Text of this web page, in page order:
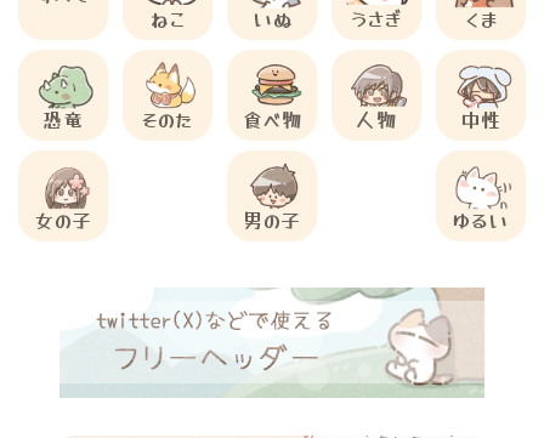
ねこ
いぬ うさぎ くま
恐竜 そのた 食べ物 人物 中性
女の子 男の子 ゆるい